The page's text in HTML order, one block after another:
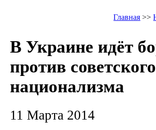
Главная >>
В Украине идёт
против советского
национализма
11 Марта 2014